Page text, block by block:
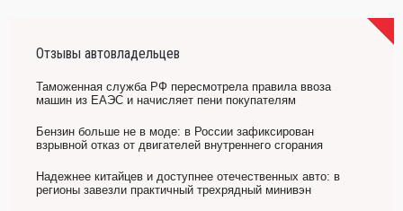
Отзывы автовладельцев
Таможенная служба РФ пересмотрела правила ввоза
машин из ЕАЭС и начисляет пени покупателям
Бензин больше не в моде: в России зафиксирован
взрывной отказ от двигателей внутреннего сгорания
Надежнее китайцев и доступнее отечественных авто: в
регионы завезли практичный трехрядный минивэн